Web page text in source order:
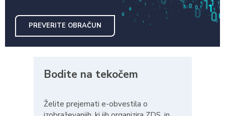
PREVERITE OBRAČUN
Bodite na tekočem
Želite prejemati e-obvestila o